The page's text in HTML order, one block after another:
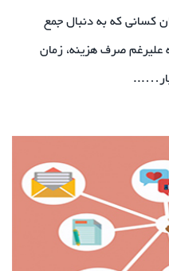
کسانی که به دنبال جمع
صرف هزینه، زمان